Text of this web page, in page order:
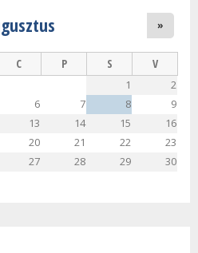
»
C P S V
1
2
6 7 8
9
13 14 15
16
20 21 22
23
27 28 29
30